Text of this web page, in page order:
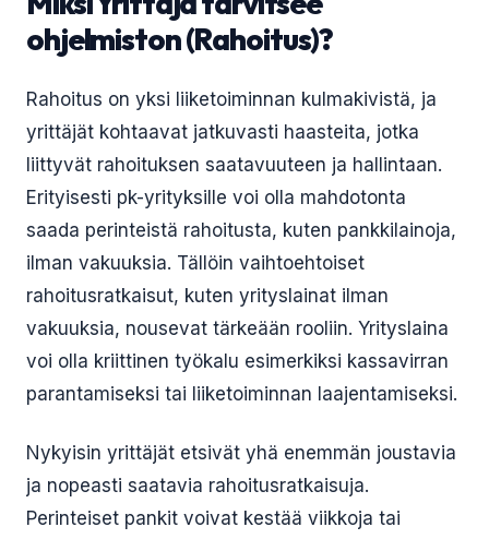
ohjelmiston (Rahoitus)?
Rahoitus on yksi liiketoiminnan kulmakivistä, ja
yrittäjät kohtaavat jatkuvasti haasteita, jotka
liittyvät rahoituksen saatavuuteen ja hallintaan.
Erityisesti pk-yrityksille voi olla mahdotonta
saada perinteistä rahoitusta, kuten pankkilainoja,
ilman vakuuksia. Tällöin vaihtoehtoiset
rahoitusratkaisut, kuten yrityslainat ilman
vakuuksia, nousevat tärkeään rooliin. Yrityslaina
voi olla kriittinen työkalu esimerkiksi kassavirran
parantamiseksi tai liiketoiminnan laajentamiseksi.
Nykyisin yrittäjät etsivät yhä enemmän joustavia
ja nopeasti saatavia rahoitusratkaisuja.
Perinteiset pankit voivat kestää viikkoja tai